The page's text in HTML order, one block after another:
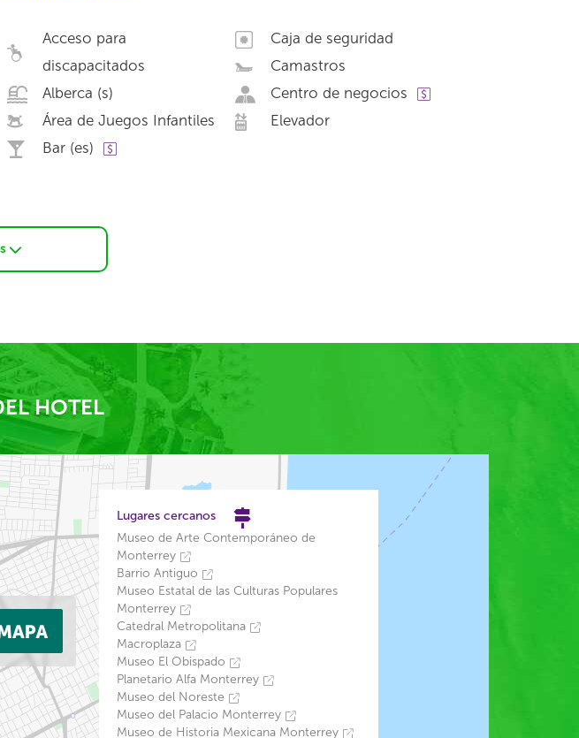
Acceso para
discapacitados
Alberca (s)
Área de Juegos Infantiles
Bar (es)
Caja de seguridad
Camastros
Centro de negocios
Elevador
HOTEL
Lugares cercanos
Museo de Arte Contemporáneo de
Monterrey
Barrio Antiguo
Museo Estatal de las Culturas Populares
Monterrey
Catedral Metropolitana
Macroplaza
Museo El Obispado
Planetario Alfa Monterrey
Museo del Noreste
Museo del Palacio Monterrey
Museo de Historia Mexicana Monterrey